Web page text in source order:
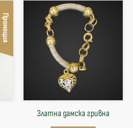
Промоция
Златна дамска гривна